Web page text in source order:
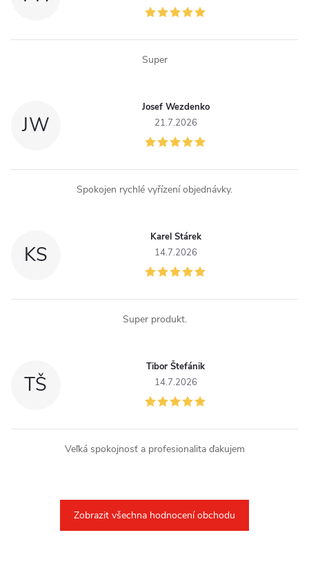
r
u
Super
JW
Josef Wezdenko
21.7.2026
Spokojen rychlé vyřízení objednávky.
KS
Karel Stárek
14.7.2026
Super produkt.
TŠ
Tibor Štefánik
14.7.2026
Veľká spokojnosť a profesionalita ďakujem
Zobrazit všechna hodnocení obchodu